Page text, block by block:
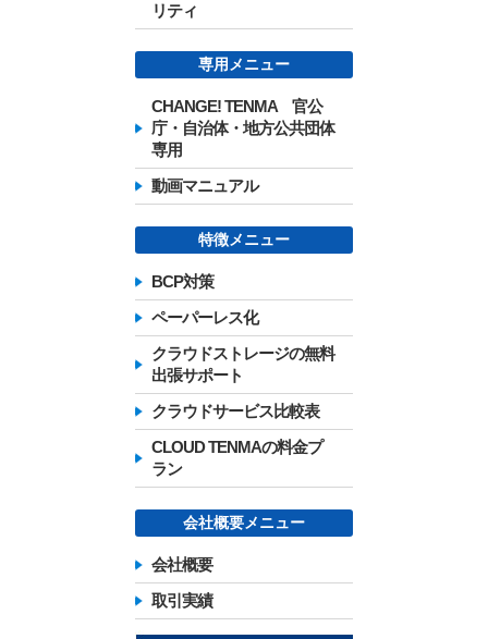
リティ
専用メニュー
CHANGE! TENMA 官公
庁・自治体・地方公共団体
専用
動画マニュアル
特徴メニュー
BCP対策
ペーパーレス化
クラウドストレージの無料
出張サポート
クラウドサービス比較表
CLOUD TENMAの料金プ
ラン
会社概要メニュー
会社概要
取引実績